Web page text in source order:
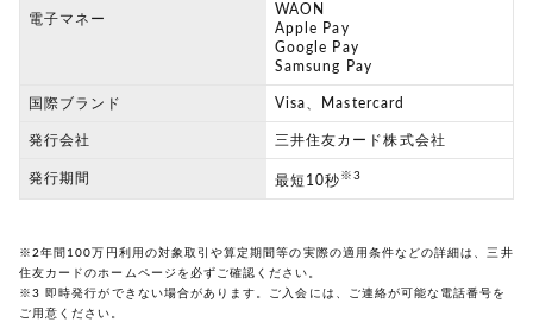
電子マネー
WAON
Apple Pay
Google Pay
Samsung Pay
国際ブランド Visa、Mastercard
発行会社 三井住友カード株式会社
発行期間 最短10秒 ※3
※2年間100万円利用の対象取引や算定期間等の実際の適用条件などの詳細は、三井
住友カードのホームページを必ずご確認ください。
※3 即時発行ができない場合があります。ご入会には、ご連絡が可能な電話番号を
ご用意ください。